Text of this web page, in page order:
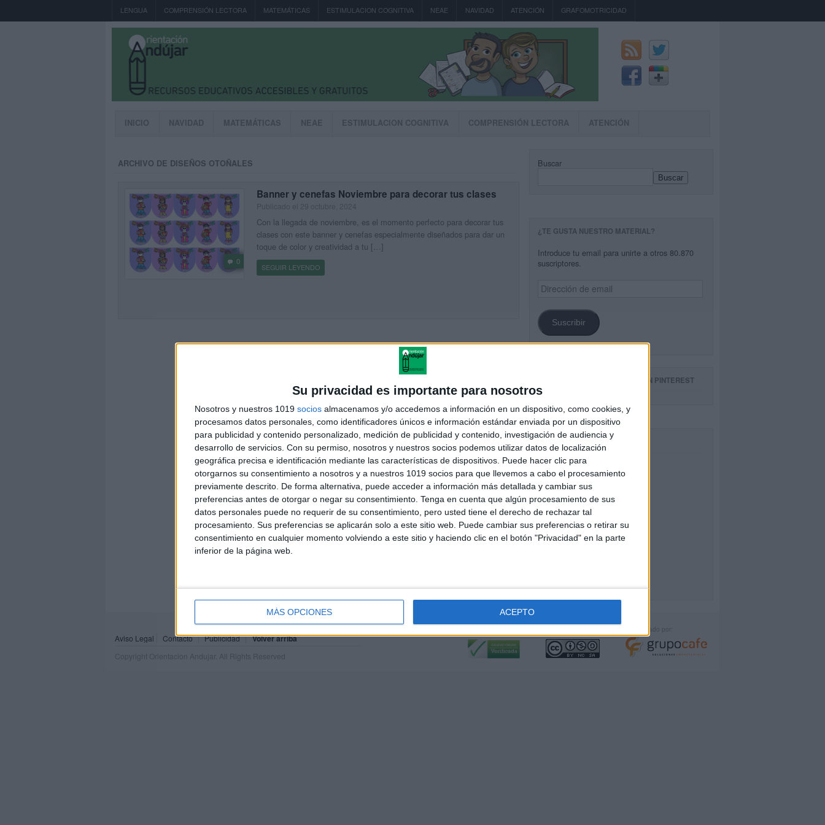
Su privacidad es importante para nosotros
Nosotros y nuestros 1019 socios almacenamos y/o accedemos a información en un dispositivo, como cookies, y
procesamos datos personales, como identificadores únicos e información estándar enviada por un dispositivo
para publicidad y contenido personalizado, medición de publicidad y contenido, investigación de audiencia y
desarrollo de servicios. Con su permiso, nosotros y nuestros socios podemos utilizar datos de localización
geográfica precisa e identificación mediante las características de dispositivos. Puede hacer clic para
otorgarnos su consentimiento a nosotros y a nuestros 1019 socios para que llevemos a cabo el procesamiento
previamente descrito. De forma alternativa, puede acceder a información más detallada y cambiar sus
preferencias antes de otorgar o negar su consentimiento. Tenga en cuenta que algún procesamiento de sus
datos personales puede no requerir de su consentimiento, pero usted tiene el derecho de rechazar tal
procesamiento. Sus preferencias se aplicarán solo a este sitio web. Puede cambiar sus preferencias o retirar su
consentimiento en cualquier momento volviendo a este sitio y haciendo clic en el botón "Privacidad" en la parte
inferior de la página web.
MÁS OPCIONES ACEPTO
LENGUA COMPRENSIÓN LECTORA MATEMÁTICAS ESTIMULACION COGNITIVA NEAE NAVIDAD ATENCIÓN GRAFOMOTRICIDAD
INICIO NAVIDAD MATEMÁTICAS NEAE ESTIMULACION COGNITIVA COMPRENSIÓN LECTORA ATENCIÓN
ARCHIVO DE DISEÑOS OTOÑALES
0
Banner y cenefas Noviembre para decorar tus clases
Con la llegada de noviembre, es el momento perfecto para decorar tus
clases con este banner y cenefas especialmente diseñados para dar un
toque de color y creatividad a tu […]
SEGUIR LEYENDO
Buscar
Buscar
¿TE GUSTA NUESTRO MATERIAL?
Introduce tu email para unirte a otros 80.870
suscriptores.
Dirección
de
Suscribir
SIGUE NUESTROS TABLEROS EN PINTEREST
Aviso Legal Contacto Publicidad Volver arriba
Copyright Orientacion Andujar. All Rights Reserved